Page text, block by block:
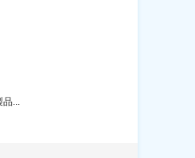
...